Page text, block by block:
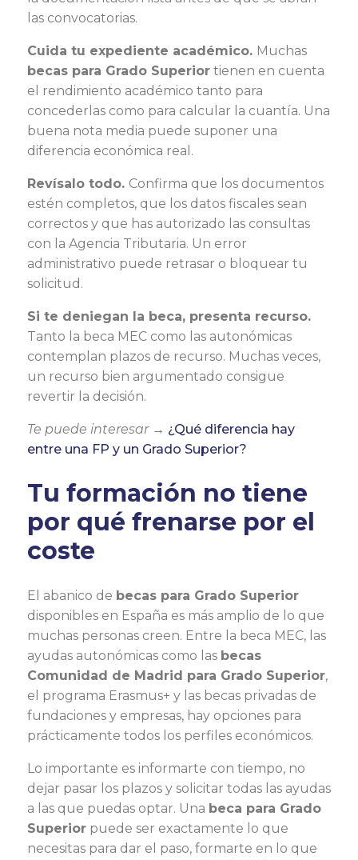
las convocatorias.
Cuida tu expediente académico. Muchas
becas para Grado Superior tienen en cuenta
el rendimiento académico tanto para
concederlas como para calcular la cuantía. Una
buena nota media puede suponer una
diferencia económica real.
Revísalo todo. Confirma que los documentos
estén completos, que los datos fiscales sean
correctos y que has autorizado las consultas
con la Agencia Tributaria. Un error
administrativo puede retrasar o bloquear tu
solicitud.
Si te deniegan la beca, presenta recurso.
Tanto la beca MEC como las autonómicas
contemplan plazos de recurso. Muchas veces,
un recurso bien argumentado consigue
revertir la decisión.
Te puede interesar → ¿Qué diferencia hay
entre una FP y un Grado Superior?
Tu formación no tiene
por qué frenarse por el
coste
El abanico de becas para Grado Superior
disponibles en España es más amplio de lo que
muchas personas creen. Entre la beca MEC, las
ayudas autonómicas como las becas
Comunidad de Madrid para Grado Superior,
el programa Erasmus+ y las becas privadas de
fundaciones y empresas, hay opciones para
prácticamente todos los perfiles económicos.
Lo importante es informarte con tiempo, no
dejar pasar los plazos y solicitar todas las ayudas
a las que puedas optar. Una beca para Grado
Superior puede ser exactamente lo que
necesitas para dar el paso, formarte en lo que